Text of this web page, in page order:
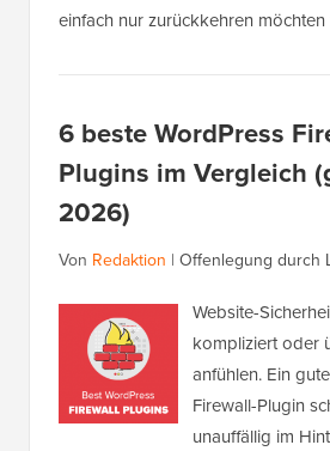
einfach nur zurückkehren
6 beste WordPress
Plugins im Vergleich
2026)
Von Redaktion | Offenlegung durch
Website-
kompliziert oder
anfühlen. Ein
Firewall-Plugin
unauffällig im